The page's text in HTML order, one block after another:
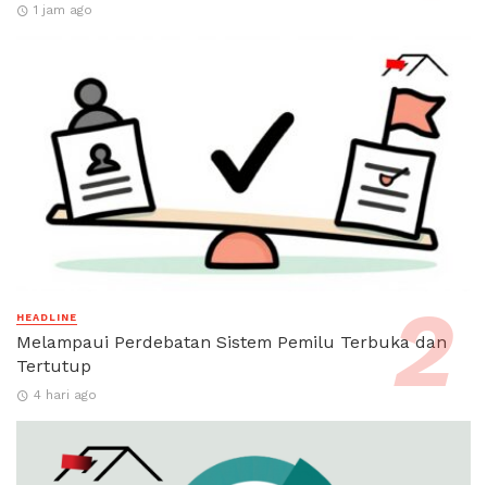
1 jam ago
HEADLINE
Melampaui Perdebatan Sistem Pemilu Terbuka dan
Tertutup
4 hari ago